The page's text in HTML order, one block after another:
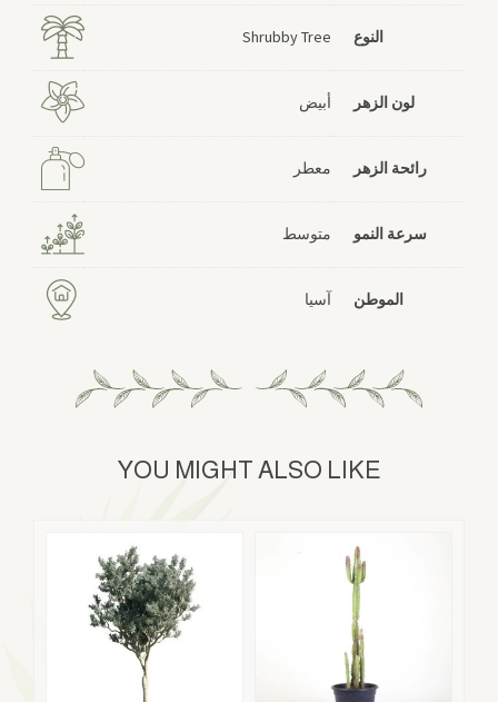
النوع Shrubby Tree
لون الزهر أبيض
رائحة الزهر معطر
سرعة النمو متوسط
الموطن آسيا
YOU MIGHT ALSO LIKE